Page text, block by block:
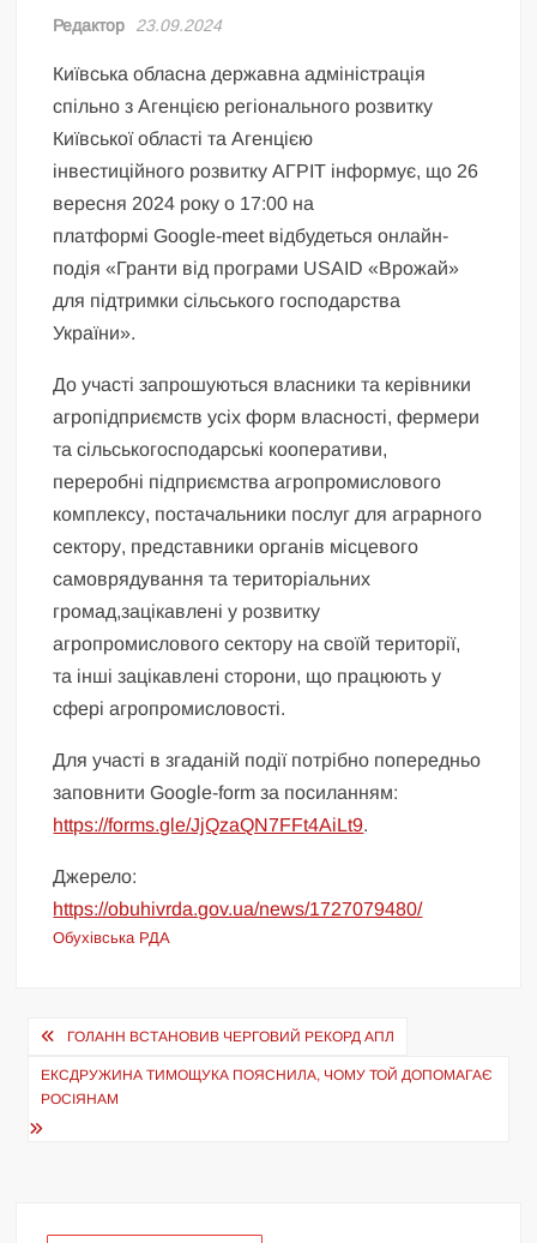
Редактор 23.09.2024
Київська обласна державна адміністрація
спільно з Агенцією регіонального розвитку
Київської області та Агенцією
інвестиційного розвитку АГРІТ інформує, що 26
вересня 2024 року о 17:00 на
платформі Google-meet відбудеться онлайн-
подія «Гранти від програми USAID «Врожай»
для підтримки сільського господарства
України».
До участі запрошуються власники та керівники
агропідприємств усіх форм власності, фермери
та сільськогосподарські кооперативи,
переробні підприємства агропромислового
комплексу, постачальники послуг для аграрного
сектору, представники органів місцевого
самоврядування та територіальних
громад,зацікавлені у розвитку
агропромислового сектору на своїй території,
та інші зацікавлені сторони, що працюють у
сфері агропромисловості.
Для участі в згаданій події потрібно попередньо
заповнити Google-form за посиланням:
https://forms.gle/JjQzaQN7FFt4AiLt9.
Джерело:
https://obuhivrda.gov.ua/news/1727079480/
Обухівська РДА
Навігація
записів
ГОЛАНН ВСТАНОВИВ ЧЕРГОВИЙ РЕКОРД АПЛ
ЕКСДРУЖИНА ТИМОЩУКА ПОЯСНИЛА, ЧОМУ ТОЙ ДОПОМАГАЄ
РОСІЯНАМ